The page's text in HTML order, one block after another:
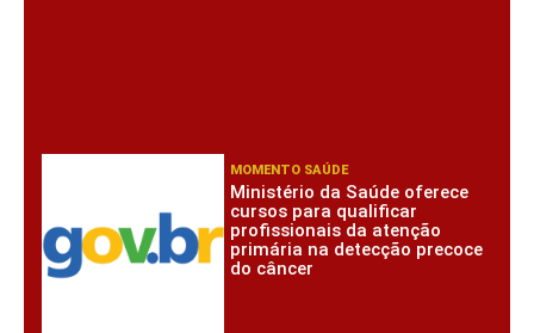
MOMENTO SAÚDE
Ministério da Saúde oferece
cursos para qualificar
profissionais da atenção
primária na detecção precoce
do câncer